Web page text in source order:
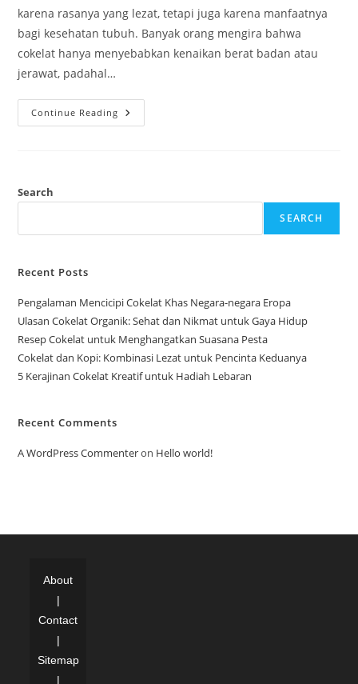
karena rasanya yang lezat, tetapi juga karena manfaatnya
bagi kesehatan tubuh. Banyak orang mengira bahwa
cokelat hanya menyebabkan kenaikan berat badan atau
jerawat, padahal…
Continue Reading Dampak
Baik
Search
SEARCH
Recent Posts
Pengalaman Mencicipi Cokelat Khas Negara-negara Eropa
Ulasan Cokelat Organik: Sehat dan Nikmat untuk Gaya Hidup
Resep Cokelat untuk Menghangatkan Suasana Pesta
Cokelat dan Kopi: Kombinasi Lezat untuk Pencinta Keduanya
5 Kerajinan Cokelat Kreatif untuk Hadiah Lebaran
Recent Comments
A WordPress Commenteron Hello world!
About
|
Contact
|
Sitemap
|